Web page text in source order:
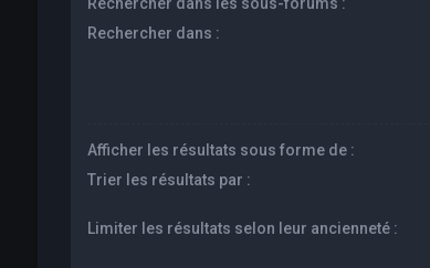
Rechercher dans :
Afficher les résultats sous forme de :
Trier les résultats par :
Limiter les résultats selon leur ancienneté :